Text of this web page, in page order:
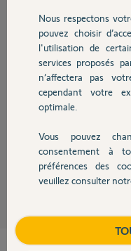
Chauffage
Autres produits
Devis avec un pro
Contact
Réponses
Bonjour Maxime
c'est que le module IP est HS.
JACKY M. il
Nous respectons
pouvez choisir
l'utilisation de
services proposés
n’affectera pas
cependant votre
optimale.
Vous pouvez
consentement à
préférences des
veuillez consulter